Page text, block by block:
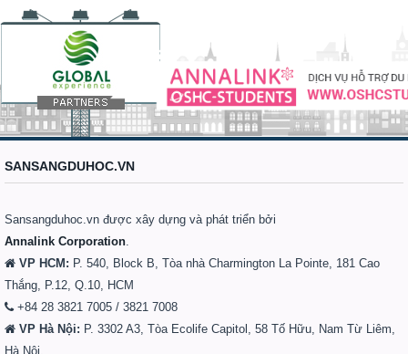
SANSANGDUHOC.VN
Sansangduhoc.vn được xây dựng và phát triển bởi
Annalink Corporation.
VP HCM: P. 540, Block B, Tòa nhà Charmington La Pointe, 181 Cao
Thắng, P.12, Q.10, HCM
+84 28 3821 7005 / 3821 7008
VP Hà Nội: P. 3302 A3, Tòa Ecolife Capitol, 58 Tố Hữu, Nam Từ Liêm,
Hà Nội.